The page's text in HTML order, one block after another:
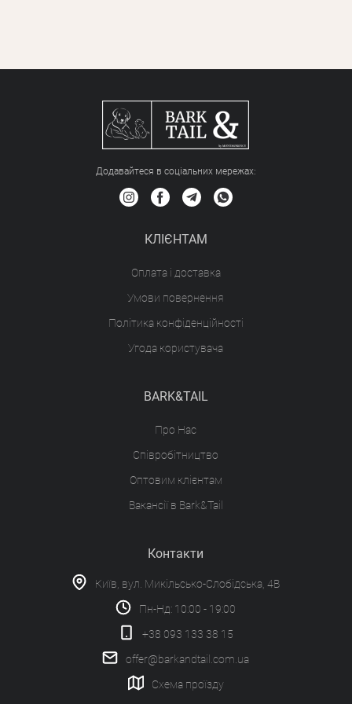
Додавайтеся в соціальних мережах:
КЛІЄНТАМ
Оплата і доставка
Умови повернення
Політика конфіденційності
Угода користувача
BARK&TAIL
Про Нас
Співробітництво
Оптовим клієнтам
Вакансії в Bark&Tail
Контакти
Київ, вул. Микільсько-Слобідська, 4В
Пн-Нд: 10:00 - 19:00
+38 093 133 38 15
offer@barkandtail.com.ua
Схема проїзду